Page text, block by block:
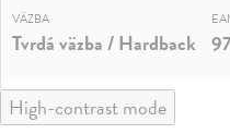
VÄZBA
Tvrdá väzba / Hardback
High-contrast mode